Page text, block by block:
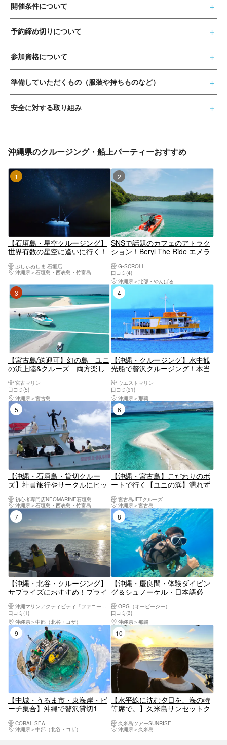
開催条件について
予約締め切りについて
参加資格について
準備していただくもの（服装や持ちものなど）
安全に対する取り組み
沖縄県のクルージング・船上パーティーおすすめ
1位
【石垣島・星空クルージング】
世界有数の星空に逢いに行く！
る満天の星空＜星空ガイド・三
線生ライブ付／1ドリンク付／
市街地送迎無料＞
ぷしぃぬしま 石垣店
沖縄県
石垣島・西表島・竹富島
SNSで話題のカフェのアトラク
ション！Beryl The Ride エメラ
しよう！！ 【沖縄・古宇利島・
羽地内海・クルージング】
G•SCROLL
口コミ(4)
沖縄県
北部・やんばる
3位
【宮古島/送迎可】幻の島 ユニ
の浜上陸&クルーズ 両方楽し
雅にリゾート気分◎個トイレ、
冷房完備！お子様割有り 送迎
車までも豪華！
宮古マリン
口コミ(5)
沖縄県
宮古島
【沖縄・クルージング】水中観
光船で贅沢クルージング！本当
ウエストマリン
口コミ(31)
沖縄県
那覇
【沖縄・石垣島・貸切クルー
ズ】社員旅行やサークルにピッ
ーターして石垣島の海を満喫し
よう！
初心者専門店NEOMARINE石垣島
沖縄県
石垣島・西表島・竹富島
6位
【沖縄・宮古島】こだわりのボ
ートで行く【ユニの浜】濡れず
良部大橋をくぐるプチクルージ
ング【ドローン撮影無料】
宮古島JETクルーズ
沖縄県
宮古島
【沖縄・北谷・クルージング】
サプライズにおすすめ！プライ
沖縄マリンアクティビティ「ファニーパル」
口コミ(1)
沖縄県
中部（北谷・コザ）
8位
【沖縄・慶良間・体験ダイビン
グ＆シュノーケル・日本語必
の大型クルーザーで行く慶良間
海域ツアー！透明度抜群の海で
ぜいたくなひと時を過ごそう！
OPG（オーピージー）
口コミ(3)
沖縄県
那覇
9位
【中城・うるま市・東海岸・ビ
ーチ集合】沖縄で贅沢貸切1
ンドホッピング満喫プラン♪新
規OPEN記念実地中！
CORAL SEA
沖縄県
中部（北谷・コザ）
10位
【水平線に沈む夕日を、海の特
等席で。】久米島サンセットク
久米島ツアーSUNRISE
沖縄県
久米島